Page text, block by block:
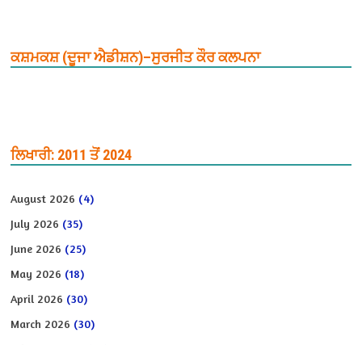
ਕਸ਼ਮਕਸ਼ (ਦੂਜਾ ਐਡੀਸ਼ਨ)–ਸੁਰਜੀਤ ਕੌਰ ਕਲਪਨਾ
ਲਿਖਾਰੀ: 2011 ਤੋਂ 2024
August 2026 (4)
July 2026 (35)
June 2026 (25)
May 2026 (18)
April 2026 (30)
March 2026 (30)